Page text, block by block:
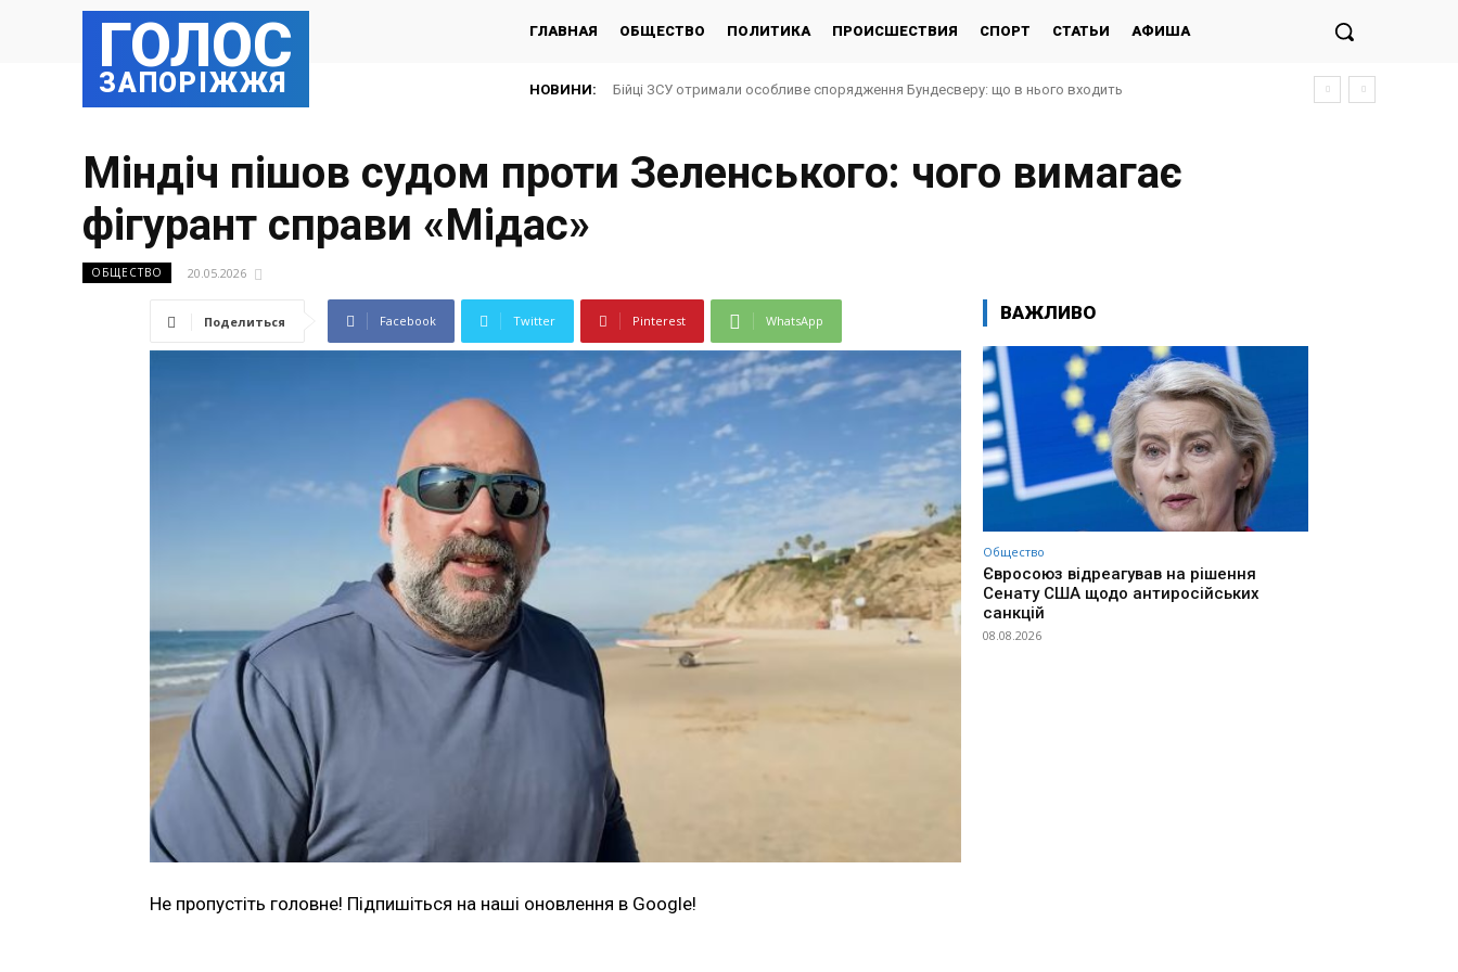
ГОЛОС
ЗАПОРІЖЖЯ
ГЛАВНАЯ ОБЩЕСТВО ПОЛИТИКА ПРОИСШЕСТВИЯ СПОРТ СТАТЬИ АФИША
НОВИНИ: Бійці ЗСУ отримали особливе спорядження Бундесверу: що в нього входить
Міндіч пішов судом проти Зеленського: чого вимагає
фігурант справи «Мідас»
ОБЩЕСТВО 20.05.2026
Поделиться Facebook Twitter Pinterest WhatsApp
Не пропустіть головне! Підпишіться на наші оновлення в Google!
ВАЖЛИВО
Общество
Євросоюз відреагував на рішення
Сенату США щодо антиросійських
санкцій
08.08.2026